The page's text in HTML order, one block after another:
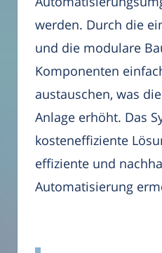
werden. Durch die
und die modulare
Komponenten
austauschen, was
Anlage erhöht. Das
kosteneffiziente
effiziente und
Automatisierung